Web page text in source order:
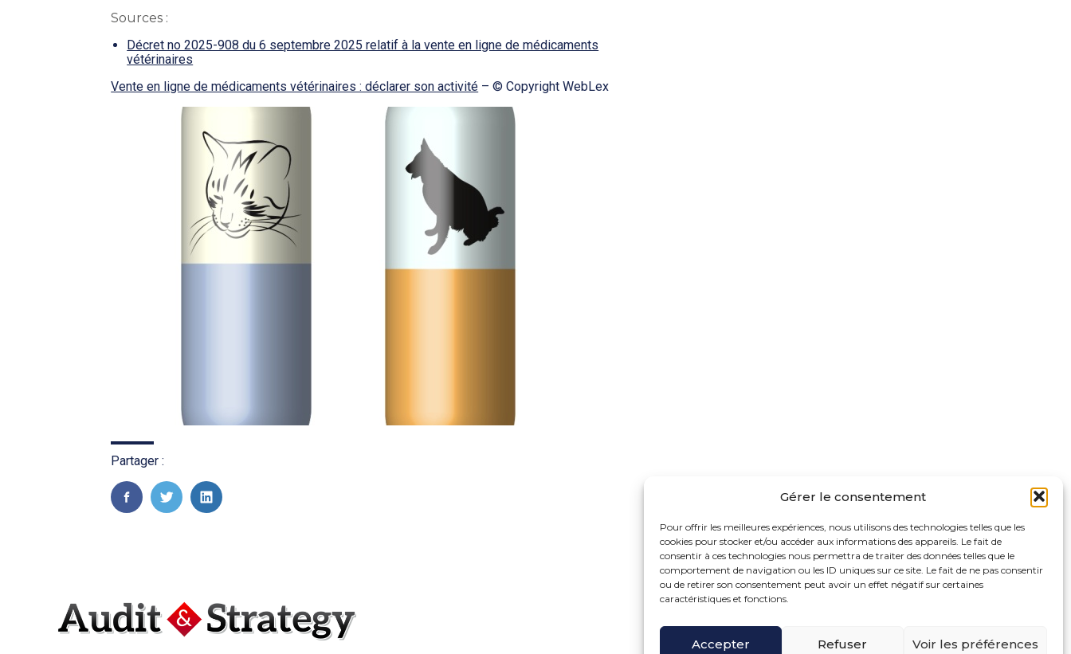
Gérer le consentement
Pour offrir les meilleures expériences, nous utilisons des technologies telles que les
cookies pour stocker et/ou accéder aux informations des appareils. Le fait de
consentir à ces technologies nous permettra de traiter des données telles que le
comportement de navigation ou les ID uniques sur ce site. Le fait de ne pas consentir
ou de retirer son consentement peut avoir un effet négatif sur certaines
caractéristiques et fonctions.
Accepter Refuser Voir les préférences
Sources :
Décret no 2025-908 du 6 septembre 2025 relatif à la vente en ligne de médicaments
vétérinaires
Vente en ligne de médicaments vétérinaires : déclarer son activité – © Copyright WebLex
Partager :
FaceBook
TwitterLinkedIn
Footer